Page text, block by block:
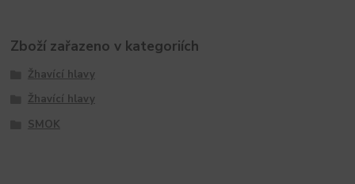
Zboží zařazeno v kategoriích
Žhavící hlavy
Žhavící hlavy
SMOK